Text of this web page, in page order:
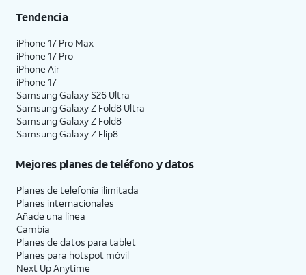
Tendencia
iPhone 17 Pro Max
iPhone 17 Pro
iPhone Air
iPhone 17
Samsung Galaxy S26 Ultra
Samsung Galaxy Z Fold8 Ultra
Samsung Galaxy Z Fold8
Samsung Galaxy Z Flip8
Mejores planes de teléfono y datos
Planes de telefonía ilimitada
Planes internacionales
Añade una línea
Cambia
Planes de datos para tablet
Planes para hotspot móvil
Next Up Anytime